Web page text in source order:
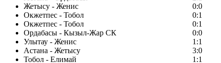
Жетысу - Женис
0:0
Окжетпес - Тобол
0:1
Окжетпес - Тобол
0:1
Ордабасы - Кызыл-Жар СК
0:0
Улытау - Женис
1:1
Астана - Жетысу
3:0
Тобол - Елимай
1:1